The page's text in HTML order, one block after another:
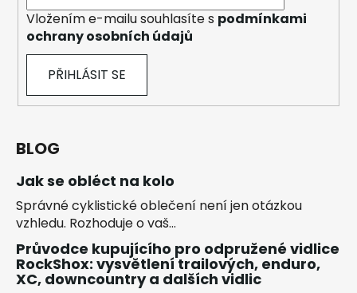
Vložením e-mailu souhlasíte s podmínkami
ochrany osobních údajů
PŘIHLÁSIT SE
BLOG
Jak se obléct na kolo
Správné cyklistické oblečení není jen otázkou
vzhledu. Rozhoduje o vaš...
Průvodce kupujícího pro odpružené vidlice
RockShox: vysvětlení trailových, enduro,
XC, downcountry a dalších vidlic